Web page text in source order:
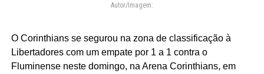
Autor/Imagem:
O Corinthians se segurou na zona de classificação à
Libertadores com um empate por 1 a 1 contra o
Fluminense neste domingo, na Arena Corinthians, em